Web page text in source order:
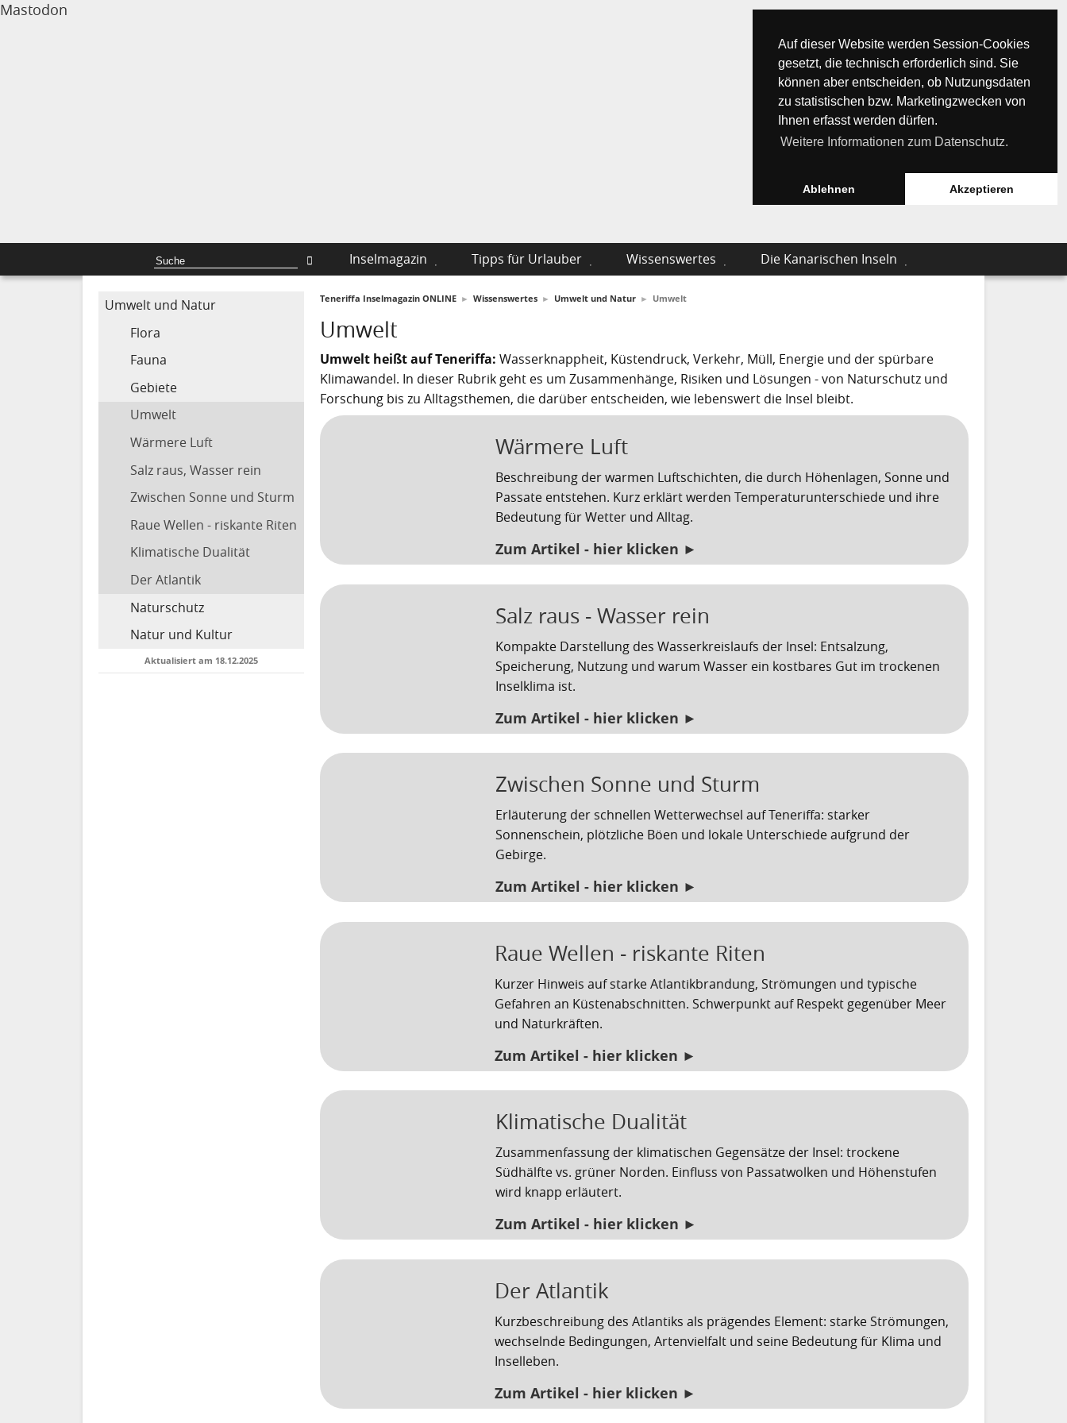
Auf dieser Website werden Session-Cookies
gesetzt, die technisch erforderlich sind. Sie
können aber entscheiden, ob Nutzungsdaten
zu statistischen bzw. Marketingzwecken von
Ihnen erfasst werden dürfen.
Weitere Informationen zum Datenschutz.
Ablehnen Akzeptieren
Mastodon
Inselmagazin Tipps für Urlauber Wissenswertes Die Kanarischen Inseln
Umwelt und Natur
Flora
Fauna
Gebiete
Umwelt
Wärmere Luft
Salz raus, Wasser rein
Zwischen Sonne und Sturm
Raue Wellen - riskante Riten
Klimatische Dualität
Der Atlantik
Naturschutz
Natur und Kultur
Aktualisiert am 18.12.2025
Teneriffa Inselmagazin ONLINE ► Wissenswertes ► Umwelt und Natur ► Umwelt
Umwelt
Umwelt heißt auf Teneriffa: Wasserknappheit, Küstendruck, Verkehr, Müll, Energie und der spürbare
Klimawandel. In dieser Rubrik geht es um Zusammenhänge, Risiken und Lösungen - von Naturschutz und
Forschung bis zu Alltagsthemen, die darüber entscheiden, wie lebenswert die Insel bleibt.
Wärmere Luft
Beschreibung der warmen Luftschichten, die durch Höhenlagen, Sonne und
Passate entstehen. Kurz erklärt werden Temperaturunterschiede und ihre
Bedeutung für Wetter und Alltag.
Zum Artikel - hier klicken ►
Salz raus - Wasser rein
Kompakte Darstellung des Wasserkreislaufs der Insel: Entsalzung,
Speicherung, Nutzung und warum Wasser ein kostbares Gut im trockenen
Inselklima ist.
Zum Artikel - hier klicken ►
Zwischen Sonne und Sturm
Erläuterung der schnellen Wetterwechsel auf Teneriffa: starker
Sonnenschein, plötzliche Böen und lokale Unterschiede aufgrund der
Gebirge.
Zum Artikel - hier klicken ►
Raue Wellen - riskante Riten
Kurzer Hinweis auf starke Atlantikbrandung, Strömungen und typische
Gefahren an Küstenabschnitten. Schwerpunkt auf Respekt gegenüber Meer
und Naturkräften.
Zum Artikel - hier klicken ►
Klimatische Dualität
Zusammenfassung der klimatischen Gegensätze der Insel: trockene
Südhälfte vs. grüner Norden. Einfluss von Passatwolken und Höhenstufen
wird knapp erläutert.
Zum Artikel - hier klicken ►
Der Atlantik
Kurzbeschreibung des Atlantiks als prägendes Element: starke Strömungen,
wechselnde Bedingungen, Artenvielfalt und seine Bedeutung für Klima und
Inselleben.
Zum Artikel - hier klicken ►